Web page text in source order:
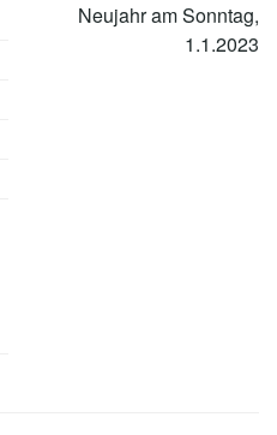
Neujahr am Sonntag,
1.1.2023